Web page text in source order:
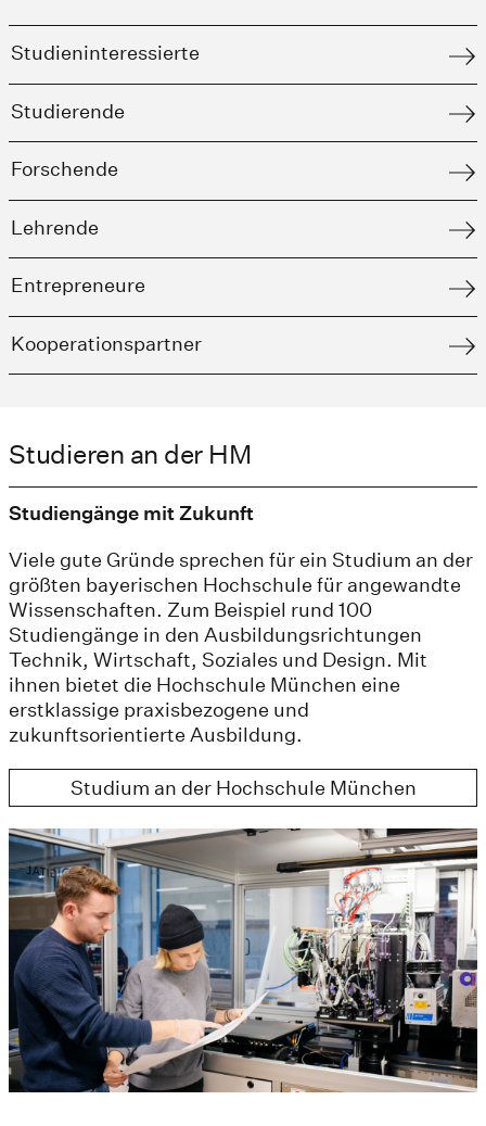
Studieninteressierte
Studierende
Forschende
Lehrende
Entrepreneure
Kooperationspartner
Studieren an der HM
Studiengänge mit Zukunft
Viele gute Gründe sprechen für ein Studium an der
größten bayerischen Hochschule für angewandte
Wissenschaften. Zum Beispiel rund 100
Studiengänge in den Ausbildungsrichtungen
Technik, Wirtschaft, Soziales und Design. Mit
ihnen bietet die Hochschule München eine
erstklassige praxisbezogene und
zukunftsorientierte Ausbildung.
Studium an der Hochschule München